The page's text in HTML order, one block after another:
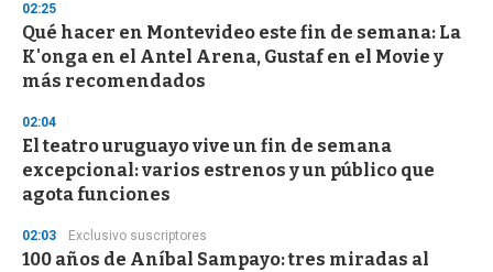
d
s
o
f
3
s
e
c
o
n
s
02:25
Qué hacer en Montevideo este fin de semana: La
K'onga en el Antel Arena, Gustaf en el Movie y
más recomendados
02:04
El teatro uruguayo vive un fin de semana
excepcional: varios estrenos y un público que
agota funciones
02:03 Exclusivo suscriptores
100 años de Aníbal Sampayo: tres miradas al